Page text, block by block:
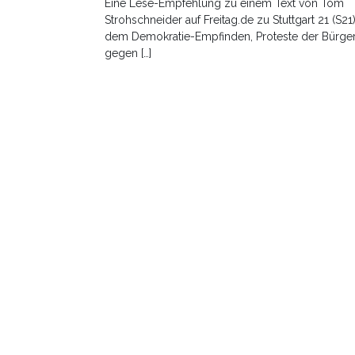
Eine Lese-Empfehlung zu einem Text von Tom
Strohschneider auf Freitag.de zu Stuttgart 21 (S21),
dem Demokratie-Empfinden, Proteste der
gegen […]